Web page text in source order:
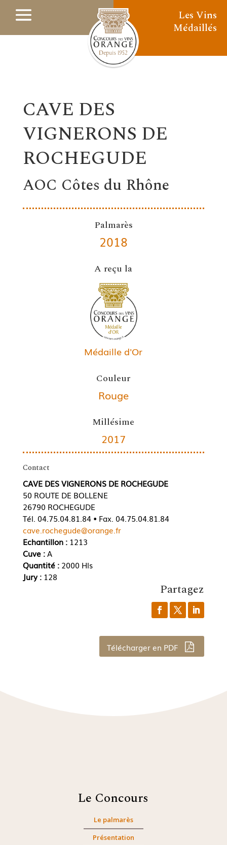
Les Vins
Médaillés
CAVE DES
VIGNERONS DE
ROCHEGUDE
AOC Côtes du Rhône
Palmarès
2018
A reçu la
Médaille d'Or
Couleur
Rouge
Millésime
2017
Contact
CAVE DES VIGNERONS DE ROCHEGUDE
50 ROUTE DE BOLLENE
26790 ROCHEGUDE
Tél. 04.75.04.81.84 • Fax. 04.75.04.81.84
cave.rochegude@orange.fr
Echantillon :1213
Cuve :A
Quantité : 2000 Hls
Jury : 128
Partagez
Télécharger en PDF
Le Concours
Le palmarès
Présentation